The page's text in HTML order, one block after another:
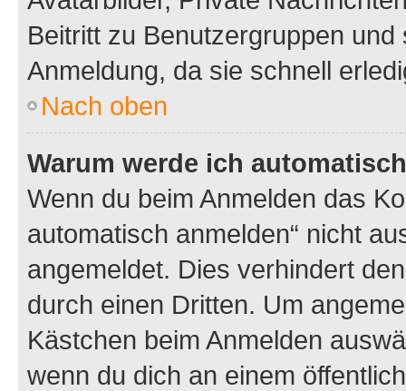
Beitritt zu Benutzergruppen
Anmeldung, da sie schnell
Nach oben
Warum werde ich
Wenn du beim Anmelden das
automatisch anmelden“ nicht
angemeldet. Dies verhindert
durch einen Dritten. Um
Kästchen beim Anmelden
wenn du dich an einem